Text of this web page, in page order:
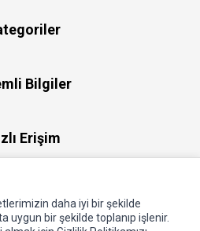
Bilgiler
Erişim
daha iyi bir şekilde
uygun bir şekilde toplanıp işlenir.